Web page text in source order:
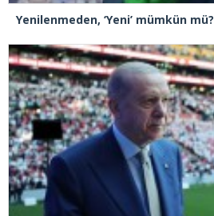
Yenilenmeden, ‘Yeni’ mümkün mü?